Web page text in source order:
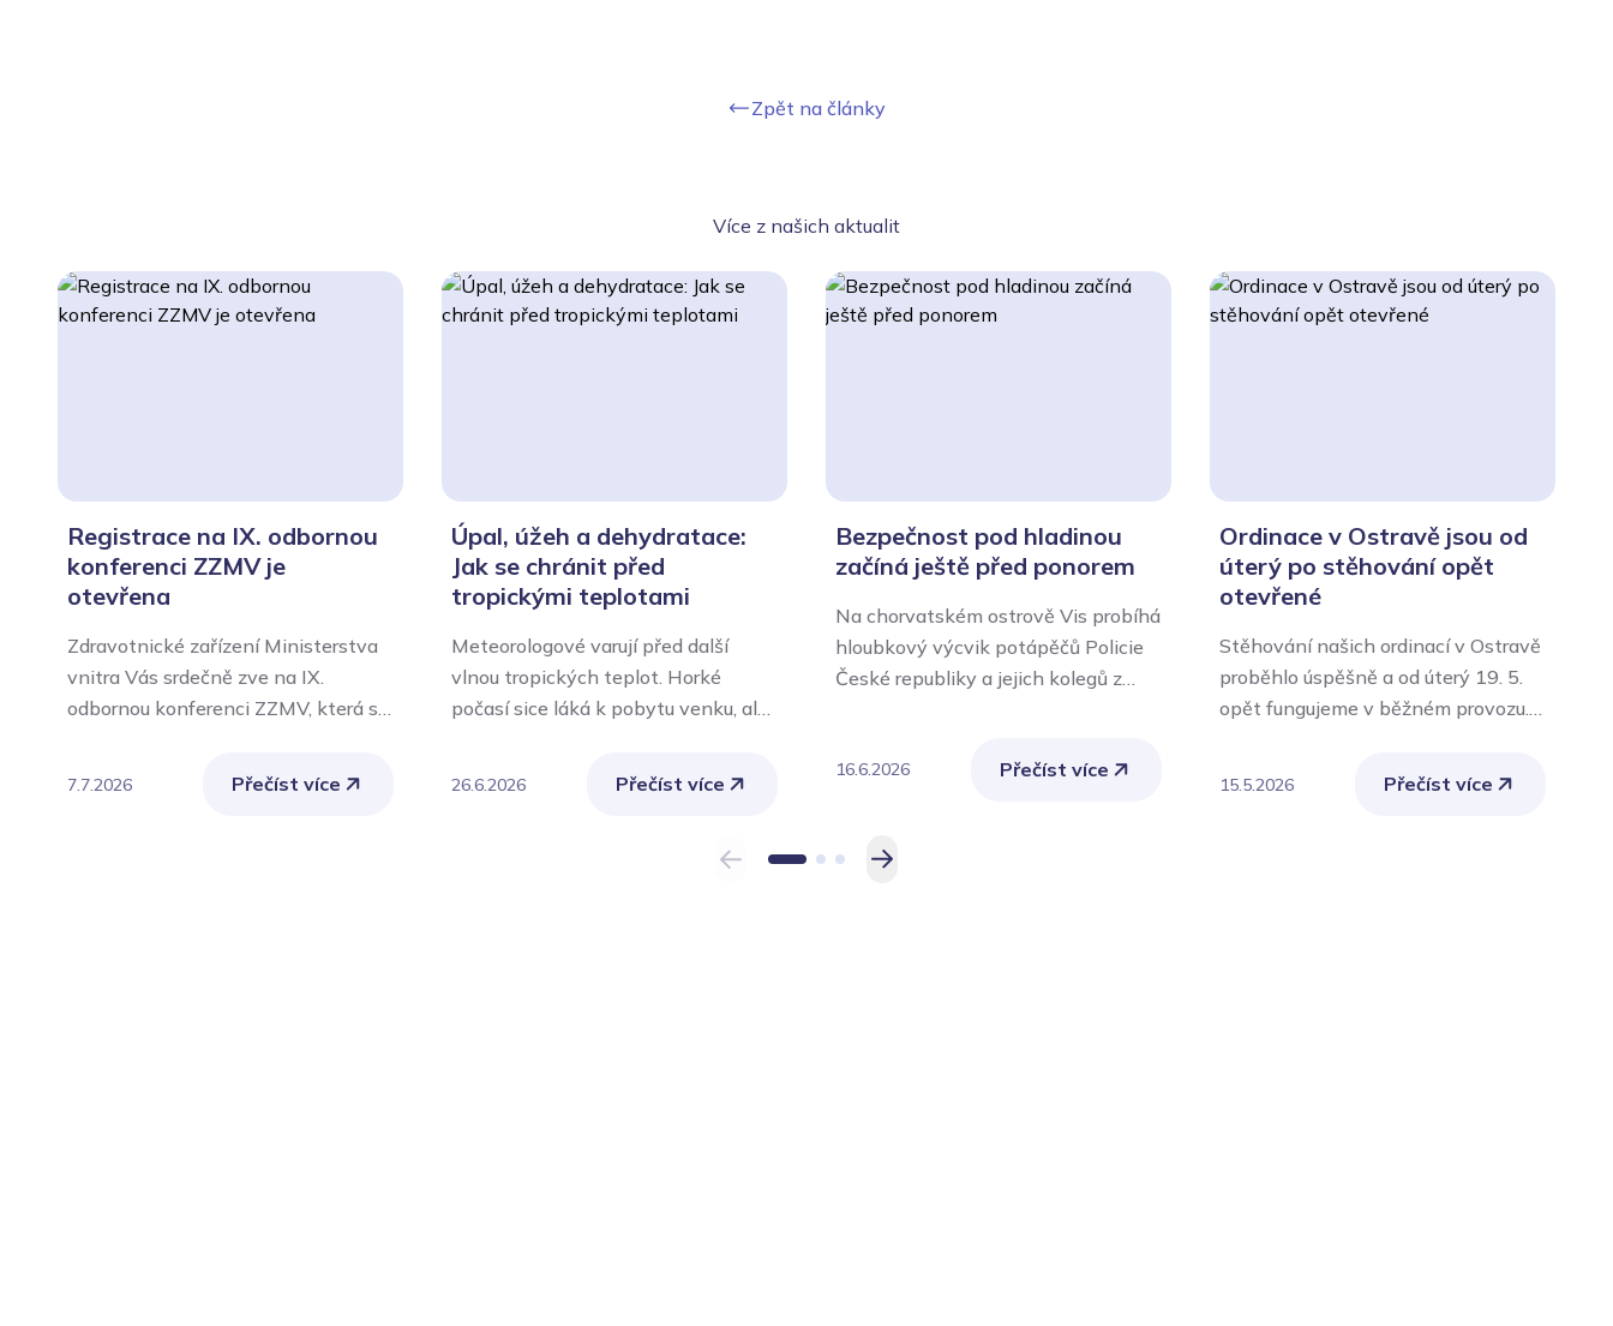
Zpět na články
Více z našich aktualit
Registrace na IX. odbornou
konferenci ZZMV je
otevřena
Zdravotnické zařízení Ministerstva
vnitra Vás srdečně zve na IX.
odbornou konferenci ZZMV, která se
aule Policejní akademie České
7.7.2026 Přečíst více
Úpal, úžeh a dehydratace:
Jak se chránit před
tropickými teplotami
Meteorologové varují před další
vlnou tropických teplot. Horké
počasí sice láká k pobytu venku, ale
zátěž pro lidský organismus. Nejvíce
ženy, ale také osoby pracující venku
26.6.2026 Přečíst více
Bezpečnost pod hladinou
začíná ještě před ponorem
Na chorvatském ostrově Vis probíhá
hloubkový výcvik potápěčů Policie
České republiky a jejich kolegů z
po celou dobu akce odborné
průběhu každého ponoru. Příprava
16.6.2026 Přečíst více
Ordinace v Ostravě jsou od
úterý po stěhování opět
otevřené
Stěhování našich ordinací v Ostravě
proběhlo úspěšně a od úterý 19. 5.
opět fungujeme v běžném provozu.
10 v Ostravě jsou znovu otevřené
15.5.2026 Přečíst více